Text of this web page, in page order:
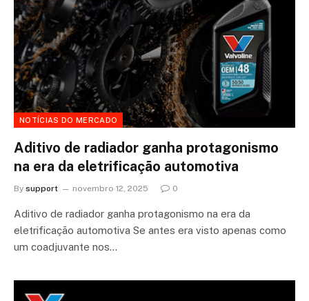
NOTÍCIAS DO MERCADO
Aditivo de radiador ganha protagonismo
na era da eletrificação automotiva
By support novembro 12, 2025 0
Aditivo de radiador ganha protagonismo na era da
eletrificação automotiva Se antes era visto apenas como
um coadjuvante nos…